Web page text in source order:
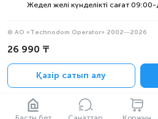
26 990 ₸
Қазір сатып алу
Жедел желі күнделікті сағат
© АО «Technodom Operator» 2002—2026
Біз қабылдаймыз:
Құпиялылық саясаты